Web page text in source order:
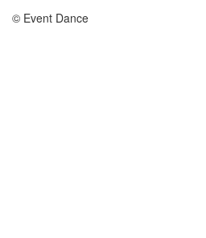
© Event Dance